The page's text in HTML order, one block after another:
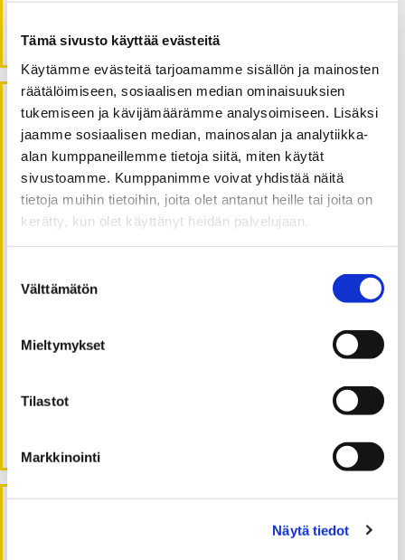
Tämä sivusto käyttää evästeitä
Käytämme evästeitä tarjoamamme sisällön ja mainosten
räätälöimiseen, sosiaalisen median ominaisuuksien
tukemiseen ja kävijämäärämme analysoimiseen. Lisäksi
jaamme sosiaalisen median, mainosalan ja analytiikka-
alan kumppaneillemme tietoja siitä, miten käytät
sivustoamme. Kumppanimme voivat yhdistää näitä
tietoja muihin tietoihin, joita olet antanut heille tai joita on
kerätty, kun olet käyttänyt heidän palvelujaan.
valinta
Välttämätön
Mieltymykset
Tilastot
Markkinointi
Näytä tiedot
tutkimukseen
Viimeisimmät kommentit
Tommi Lehtonen
Feminiinistä kulutuksen vähentämistä ja miehistä
teknologiainnovointia: ilmastokeskustelun
sukupuolittuneisuuden näkyminen kestävän
asumisen verkkokeskusteluissa
Kulutus on kivaa, kestävyys on kurjaa – tämän
Tommi Lehtonen
päivän kestävyyskeskustelu yksittäisen kuluttajan